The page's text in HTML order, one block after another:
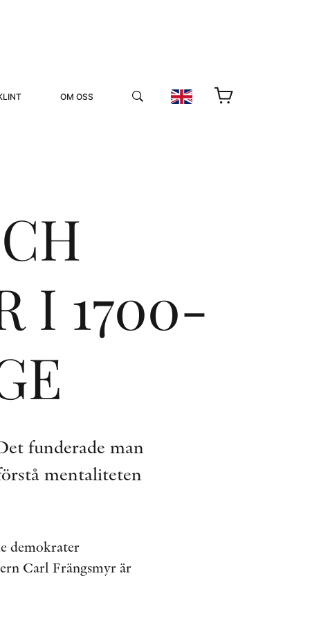
OM OSS
I 1700-
funderade man
mentaliteten
demokrater
Carl Frängsmyr är